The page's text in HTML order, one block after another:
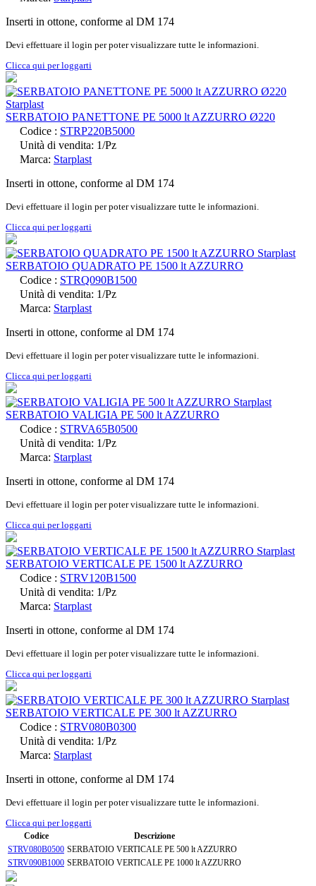
Inserti in ottone, conforme al DM 174
Devi effettuare il login per poter visualizzare tutte le informazioni.
Clicca qui per loggarti
SERBATOIO PANETTONE PE 5000 lt AZZURRO Ø220
Codice : STRP220B5000
Unità di vendita: 1/Pz
Marca: Starplast
Inserti in ottone, conforme al DM 174
Devi effettuare il login per poter visualizzare tutte le informazioni.
Clicca qui per loggarti
SERBATOIO QUADRATO PE 1500 lt AZZURRO
Codice : STRQ090B1500
Unità di vendita: 1/Pz
Marca: Starplast
Inserti in ottone, conforme al DM 174
Devi effettuare il login per poter visualizzare tutte le informazioni.
Clicca qui per loggarti
SERBATOIO VALIGIA PE 500 lt AZZURRO
Codice : STRVA65B0500
Unità di vendita: 1/Pz
Marca: Starplast
Inserti in ottone, conforme al DM 174
Devi effettuare il login per poter visualizzare tutte le informazioni.
Clicca qui per loggarti
SERBATOIO VERTICALE PE 1500 lt AZZURRO
Codice : STRV120B1500
Unità di vendita: 1/Pz
Marca: Starplast
Inserti in ottone, conforme al DM 174
Devi effettuare il login per poter visualizzare tutte le informazioni.
Clicca qui per loggarti
SERBATOIO VERTICALE PE 300 lt AZZURRO
Codice : STRV080B0300
Unità di vendita: 1/Pz
Marca: Starplast
Inserti in ottone, conforme al DM 174
Devi effettuare il login per poter visualizzare tutte le informazioni.
Clicca qui per loggarti
Codice
Descrizione
STRV080B0500 SERBATOIO VERTICALE PE 500 lt AZZURRO
STRV090B1000 SERBATOIO VERTICALE PE 1000 lt AZZURRO